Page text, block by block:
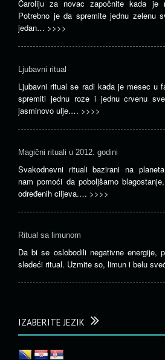
Čaroliju za novac započnite kada je
Potrebno je da spremite jednu zelenu
jedan… >>>>
Ljubavni ritual
Ljubavni ritual se radi kada je mesec u
spremiti jednu roze i jednu crvenu
jasminovo ulje.… >>>>
Magični rituali u 2012. godini
Svakodnevni rituali bazirani na
nam pomoći da poboljšamo
određenih ciljeva.… >>>>
Ritual sa limunom
Da bi se oslobodili negativne energije,
sledeći ritual. Uzmite so, limun i belu
IZABERITE JEZIK